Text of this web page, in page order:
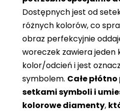
Dostępnych jest od
różnych kolorów, co
obraz perfekcyjnie
woreczek zawiera jeden
kolor/odcień i jest
symbolem. Całe
setkami symboli i
kolorowe diamenty,